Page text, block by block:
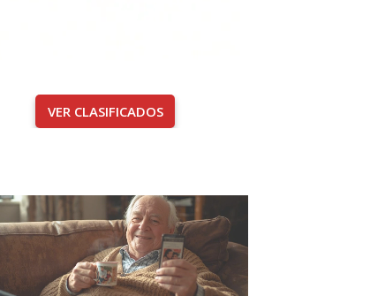
VER CLASIFICADOS